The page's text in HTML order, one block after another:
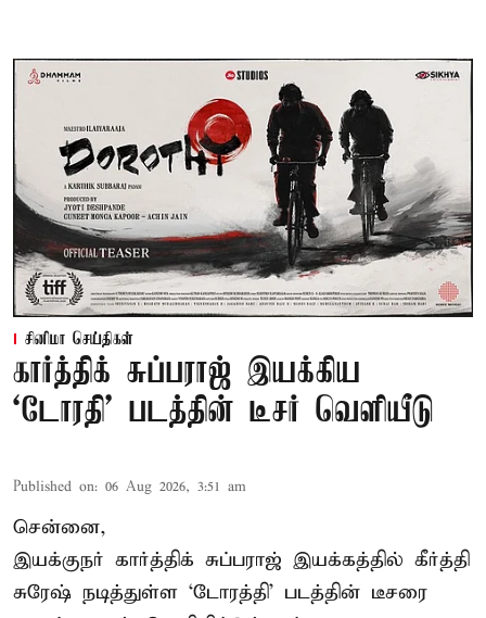
சினிமா செய்திகள்
கார்த்திக் சுப்பராஜ் இயக்கிய
`டோரதி' படத்தின் டீசர் வெளியீடு
Published on: 06 Aug 2026, 3:51 am
சென்னை,
இயக்குநர் கார்த்திக் சுப்பராஜ் இயக்கத்தில் கீர்த்தி
சுரேஷ் நடித்துள்ள `டோரத்தி' படத்தின் டீசரை